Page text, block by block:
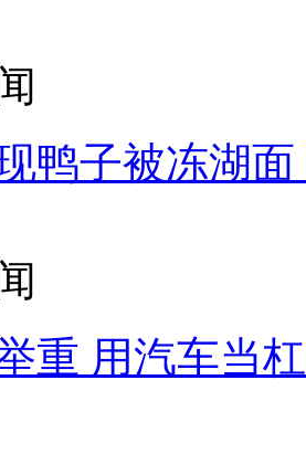
鸭子被冻湖
重 用汽车当